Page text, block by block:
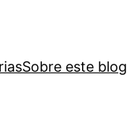
Sobre este blog